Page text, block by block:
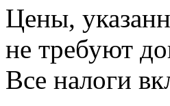
Цены,
не требуют
Все налоги